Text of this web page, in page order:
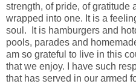
strength, of pride, of gratitude
wrapped into one. It is a
soul. It is hamburgers and
pools, parades and
am so grateful to live in this
that we enjoy. I have such
that has served in our armed